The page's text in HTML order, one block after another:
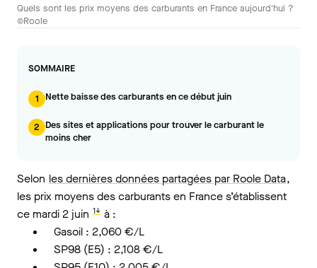
Quels sont les prix moyens des carburants en France aujourd'hui ?
©Roole
SOMMAIRE
1 Nette baisse des carburants en ce début juin
2 Des sites et applications pour trouver le carburant le
moins cher
Selon les dernières données partagées par Roole Data,
les prix moyens des carburants en France s’établissent
ce mardi 2 juin 1↓ à :
Gasoil : 2,060 €/L
SP98 (E5) : 2,108 €/L